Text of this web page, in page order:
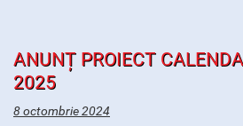
ANUNȚ PROIECT
2025
8 octombrie 2024